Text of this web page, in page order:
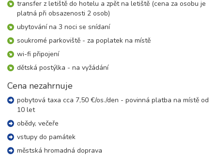
čtvrtek - neděle
18 100 Kč
říjen 2026
01.10. - 04.10.26
čtvrtek - neděle
08.10. - 11.10.26
čtvrtek - neděle
4 dny (3 noci)
čtvrtek - neděle
18 600 Kč
transfer z letiště do hotelu a zpět na letiště (cena za osobu je
platná při obsazenosti 2 osob)
ubytování na 3 noci se snídaní
soukromé parkoviště - za poplatek na místě
wi-fi připojení
dětská postýlka - na vyžádání
Cena nezahrnuje
pobytová taxa cca 7,50 €/os./den - povinná platba na místě od
10 let
obědy, večeře
vstupy do památek
městská hromadná doprava